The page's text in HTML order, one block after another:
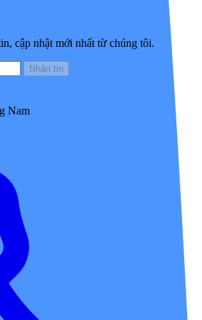
cập nhật mới nhất từ chúng tôi.
Nhận tin
Nam